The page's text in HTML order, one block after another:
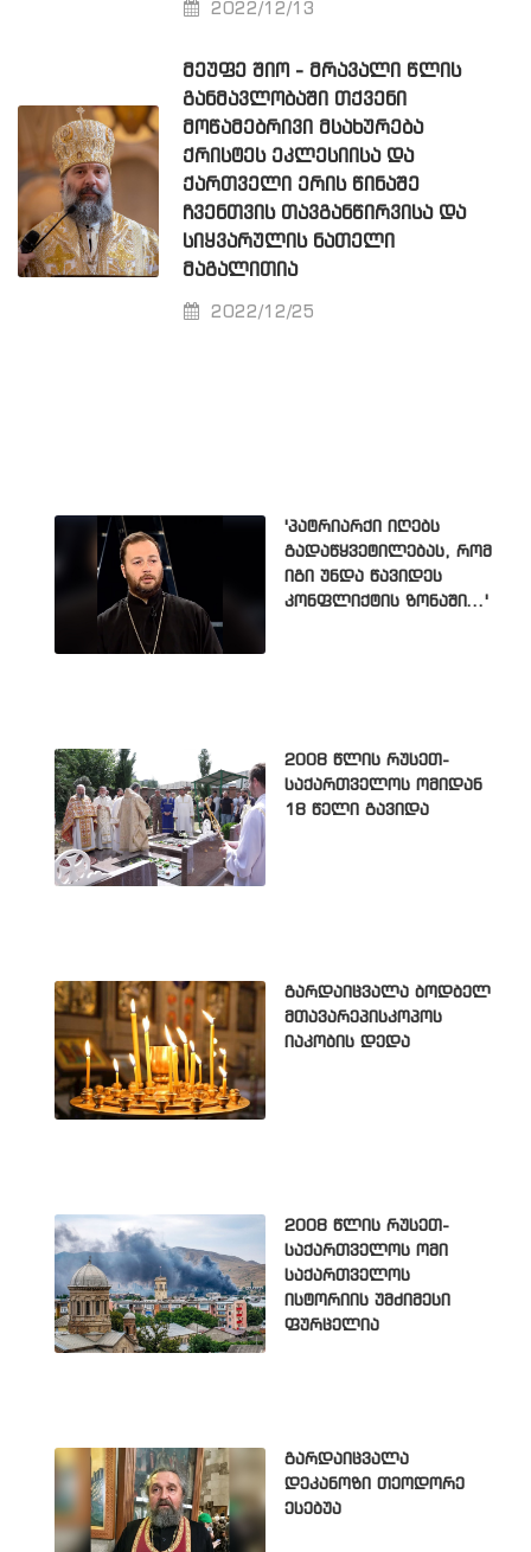
2022/12/13
ᲛᲔᲣᲤᲔ ᲨᲘᲝ - ᲛᲠᲐᲕᲐᲚᲘ ᲬᲚᲘᲡ
ᲒᲐᲜᲛᲐᲕᲚᲝᲑᲐᲨᲘ ᲗᲥᲕᲔᲜᲘ
ᲛᲝᲬᲐᲛᲔᲑᲠᲘᲕᲘ ᲛᲡᲐᲮᲣᲠᲔᲑᲐ
ᲥᲠᲘᲡᲢᲔᲡ ᲔᲙᲚᲔᲡᲘᲘᲡᲐ ᲓᲐ
ᲥᲐᲠᲗᲕᲔᲚᲘ ᲔᲠᲘᲡ ᲬᲘᲜᲐᲨᲔ
ᲩᲕᲔᲜᲗᲕᲘᲡ ᲗᲐᲕᲒᲐᲜᲬᲘᲠᲕᲘᲡᲐ ᲓᲐ
ᲡᲘᲧᲕᲐᲠᲣᲚᲘᲡ ᲜᲐᲗᲔᲚᲘ
ᲛᲐᲒᲐᲚᲘᲗᲘᲐ
2022/12/25
'პატრიარქი იღებს
გადაწყვეტილებას, რომ
იგი უნდა წავიდეს
კონფლიქტის ზონაში...'
2008 წლის რუსეთ-
საქართველოს ომიდან
18 წელი გავიდა
გარდაიცვალა ბოდბელ
მთავარეპისკოპოს
იაკობის დედა
2008 წლის რუსეთ-
საქართველოს ომი
საქართველოს
ისტორიის უმძიმესი
ფურცელია
გარდაიცვალა
დეკანოზი თეოდორე
ესებუა